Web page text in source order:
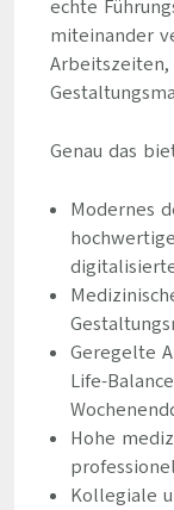
echte
miteinander
Genau das
Modernes
Geregelte
Life-
Hohe
Kollegiale